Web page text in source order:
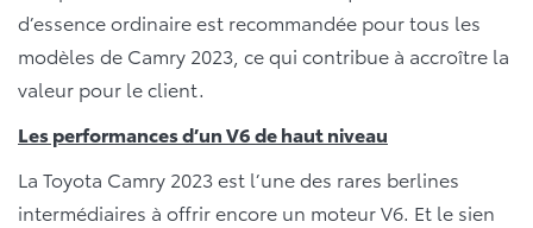
d’essence ordinaire est recommandée pour tous les
modèles de Camry 2023, ce qui contribue à accroître la
valeur pour le client.
Les performances d’un V6 de haut niveau
La Toyota Camry 2023 est l’une des rares berlines
intermédiaires à offrir encore un moteur V6. Et le sien